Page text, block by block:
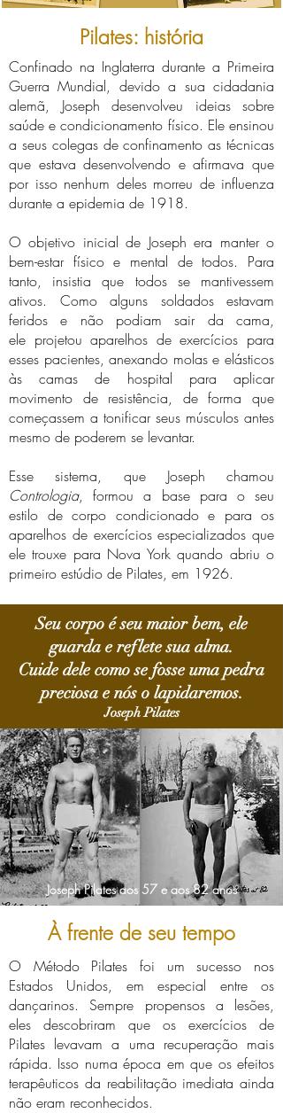
Pilates: história
Confinado na Inglaterra durante a Primeira
Guerra Mundial, devido a sua cidadania
alemã, Joseph desenvolveu ideias sobre
saúde e condicionamento físico. Ele ensinou
a seus colegas de confinamento as técnicas
que estava desenvolvendo e afirmava que
por isso nenhum deles morreu de influenza
durante a epidemia de 1918.
O objetivo inicial de Joseph era manter o
bem-estar físico e mental de todos. Para
tanto, insistia que todos se mantivessem
ativos. Como alguns soldados estavam
feridos e não podiam sair da cama,
ele projetou aparelhos de exercícios para
esses pacientes, anexando molas e elásticos
às camas de hospital para aplicar
movimento de resistência, de forma que
começassem a tonificar seus músculos antes
mesmo de poderem se levantar.
Esse sistema, que Joseph chamou
Contrologia, formou a base para o seu
estilo de corpo condicionado e para os
aparelhos de exercícios especializados que
ele trouxe para Nova York quando abriu o
primeiro estúdio de Pilates, em 1926.
Seu corpo é seu maior bem, ele
guarda e reflete sua alma.
Cuide dele como se fosse uma pedra
preciosa e nós o lapidaremos.
Joseph Pilates
Joseph Pilates aos 57 e aos 82 anos
À frente de seu tempo
O Método Pilates foi um sucesso nos
Estados Unidos, em especial entre os
dançarinos. Sempre propensos a lesões,
eles descobriram que os exercícios de
Pilates levavam a uma recuperação mais
rápida. Isso numa época em que os efeitos
terapêuticos da reabilitação imediata ainda
não eram reconhecidos.